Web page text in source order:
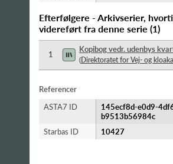
Efterfølgere - Arkivserier,
videreført fra denne serie (1)
1
Kopibog vedr. udenbys
(Direktoratet for Vej- og
Referencer
ASTA7 ID
145ecf8d-e0d9-
b9513b56984c
Starbas ID
10427